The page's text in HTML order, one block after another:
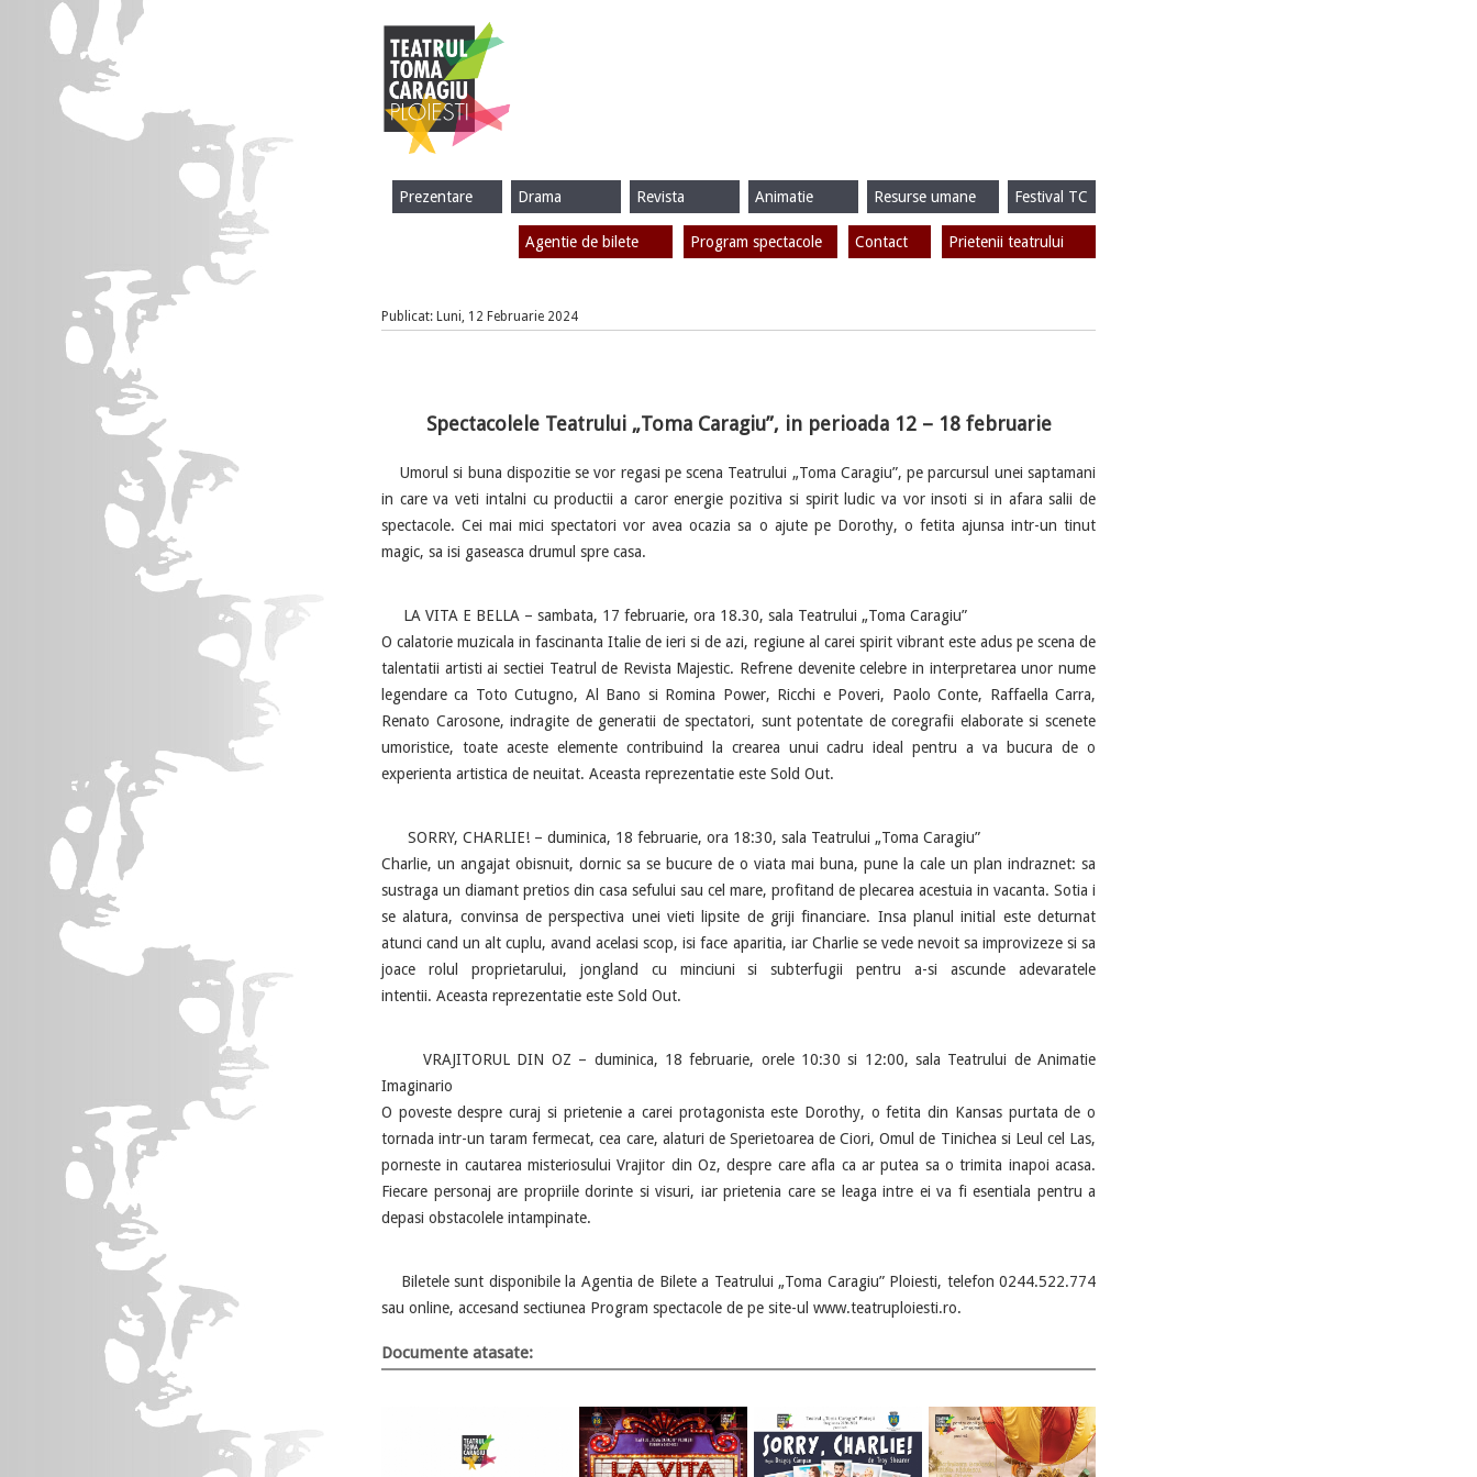
Festival TC
Resurse umane
Animatie
Revista
Drama
Prezentare
Prietenii teatrului
Contact
Program spectacole
Agentie de bilete
Publicat: Luni, 12 Februarie 2024
Spectacolele Teatrului „Toma Caragiu”, in perioada 12 – 18 februarie
Umorul si buna dispozitie se vor regasi pe scena Teatrului „Toma Caragiu”, pe parcursul unei saptamani
in care va veti intalni cu productii a caror energie pozitiva si spirit ludic va vor insoti si in afara salii de
spectacole. Cei mai mici spectatori vor avea ocazia sa o ajute pe Dorothy, o fetita ajunsa intr-un tinut
magic, sa isi gaseasca drumul spre casa.
LA VITA E BELLA – sambata, 17 februarie, ora 18.30, sala Teatrului „Toma Caragiu”
O calatorie muzicala in fascinanta Italie de ieri si de azi, regiune al carei spirit vibrant este adus pe scena de
talentatii artisti ai sectiei Teatrul de Revista Majestic. Refrene devenite celebre in interpretarea unor nume
legendare ca Toto Cutugno, Al Bano si Romina Power, Ricchi e Poveri, Paolo Conte, Raffaella Carra,
Renato Carosone, indragite de generatii de spectatori, sunt potentate de coregrafii elaborate si scenete
umoristice, toate aceste elemente contribuind la crearea unui cadru ideal pentru a va bucura de o
experienta artistica de neuitat. Aceasta reprezentatie este Sold Out.
SORRY, CHARLIE! – duminica, 18 februarie, ora 18:30, sala Teatrului „Toma Caragiu”
Charlie, un angajat obisnuit, dornic sa se bucure de o viata mai buna, pune la cale un plan indraznet: sa
sustraga un diamant pretios din casa sefului sau cel mare, profitand de plecarea acestuia in vacanta. Sotia i
se alatura, convinsa de perspectiva unei vieti lipsite de griji financiare. Insa planul initial este deturnat
atunci cand un alt cuplu, avand acelasi scop, isi face aparitia, iar Charlie se vede nevoit sa improvizeze si sa
joace rolul proprietarului, jongland cu minciuni si subterfugii pentru a-si ascunde adevaratele
intentii. Aceasta reprezentatie este Sold Out.
VRAJITORUL DIN OZ – duminica, 18 februarie, orele 10:30 si 12:00, sala Teatrului de Animatie
Imaginario
O poveste despre curaj si prietenie a carei protagonista este Dorothy, o fetita din Kansas purtata de o
tornada intr-un taram fermecat, cea care, alaturi de Sperietoarea de Ciori, Omul de Tinichea si Leul cel Las,
porneste in cautarea misteriosului Vrajitor din Oz, despre care afla ca ar putea sa o trimita inapoi acasa.
Fiecare personaj are propriile dorinte si visuri, iar prietenia care se leaga intre ei va fi esentiala pentru a
depasi obstacolele intampinate.
Biletele sunt disponibile la Agentia de Bilete a Teatrului „Toma Caragiu” Ploiesti, telefon 0244.522.774
sau online, accesand sectiunea Program spectacole de pe site-ul www.teatruploiesti.ro.
Documente atasate: